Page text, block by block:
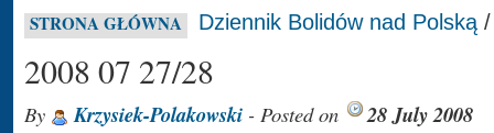
STRONA GŁÓWNA Dziennik Bolidów nad Polską
2008 07 27/28
By Krzysiek-Polakowski - Posted on 28 July 2008